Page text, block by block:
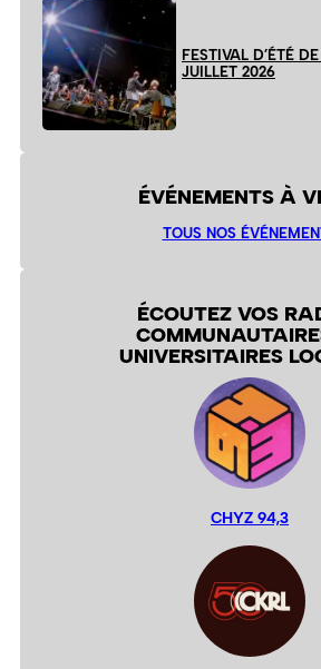
FESTIVAL D’ÉTÉ
JUILLET 2026
ÉVÉNEMENTS À
TOUS NOS
ÉCOUTEZ VOS
UNIVERSITAIRES
CHYZ 94,3